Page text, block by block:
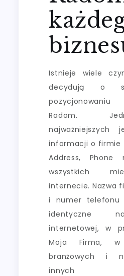
Istnieje wiele
decydują o
Radom.
najważniejszych
informacji o firmie
Address, Phone
wszystkich
internecie. Nazwa
i numer telefonu
identyczne
internetowej, w
Moja Firma, w
branżowych i
innych